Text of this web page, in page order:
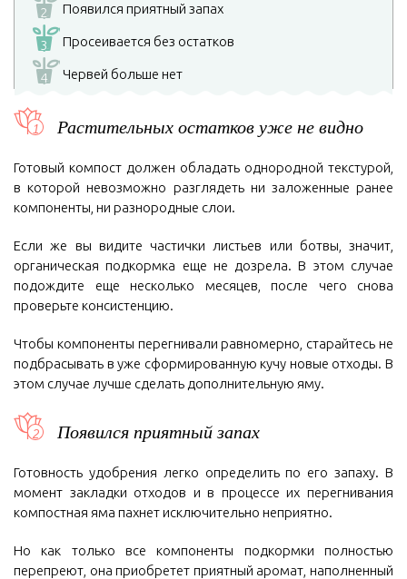
2 Появился приятный запах
3 Просеивается без остатков
4 Червей больше нет
Растительных остатков уже не видно
Готовый компост должен обладать однородной текстурой,
в которой невозможно разглядеть ни заложенные ранее
компоненты, ни разнородные слои.
Если же вы видите частички листьев или ботвы, значит,
органическая подкормка еще не дозрела. В этом случае
подождите еще несколько месяцев, после чего снова
проверьте консистенцию.
Чтобы компоненты перегнивали равномерно, старайтесь не
подбрасывать в уже сформированную кучу новые отходы. В
этом случае лучше сделать дополнительную яму.
Появился приятный запах
Готовность удобрения легко определить по его запаху. В
момент закладки отходов и в процессе их перегнивания
компостная яма пахнет исключительно неприятно.
Но как только все компоненты подкормки полностью
перепреют, она приобретет приятный аромат, наполненный